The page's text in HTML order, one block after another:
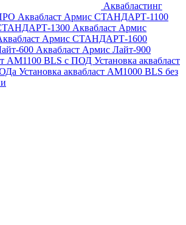
Аквабластинг
Аквабласт Армис СТАНДАРТ-1100
1300 Аквабласт Армис
Армис СТАНДАРТ-1600
600 Аквабласт Армис Лайт-900
AM1100 BLS с ПОД Установка аквабласт
Установка аквабласт AM1000 BLS без